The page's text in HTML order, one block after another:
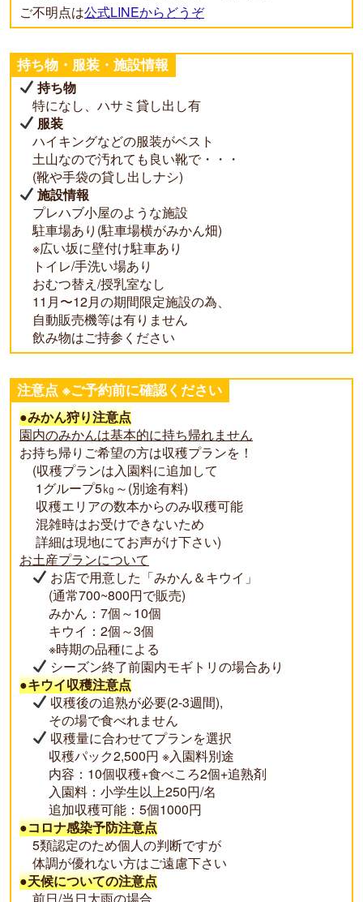
ご不明点は公式LINEからどうぞ
持ち物・服装・施設情報
持ち物
特になし、ハサミ貸し出し有
服装
ハイキングなどの服装がベスト
土山なので汚れても良い靴で・・・
(靴や手袋の貸し出しナシ)
施設情報
プレハブ小屋のような施設
駐車場あり(駐車場横がみかん畑)
※広い坂に壁付け駐車あり
トイレ/手洗い場あり
おむつ替え/授乳室なし
11月〜12月の期間限定施設の為、
自動販売機等は有りません
飲み物はご持参ください
注意点 ※ご予約前に確認ください
●みかん狩り注意点
園内のみかんは基本的に持ち帰れません
お持ち帰りご希望の方は収穫プランを！
(収穫プランは入園料に追加して
1グループ5㎏～(別途有料)
収穫エリアの数本からのみ収穫可能
混雑時はお受けできないため
詳細は現地にてお声がけ下さい)
お土産プランについて
お店で用意した「みかん＆キウイ」
(通常700~800円で販売)
みかん：7個～10個
キウイ：2個～3個
※時期の品種による
シーズン終了前園内モギトリの場合あり
●キウイ収穫注意点
収穫後の追熟が必要(2-3週間),
その場で食べれません
収穫量に合わせてプランを選択
収穫パック2,500円 ※入園料別途
内容：10個収穫+食べころ2個+追熟剤
入園料：小学生以上250円/名
追加収穫可能：5個1000円
●コロナ感染予防注意点
5類認定のため個人の判断ですが
体調が優れない方はご遠慮下さい
●天候についての注意点
前日/当日大雨の場合